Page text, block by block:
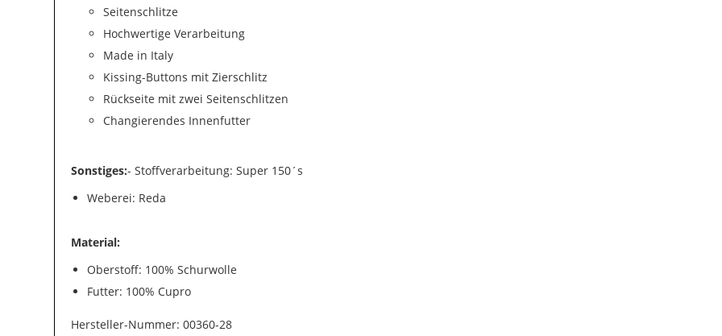
Seitenschlitze
Hochwertige Verarbeitung
Made in Italy
Kissing-Buttons mit Zierschlitz
Rückseite mit zwei Seitenschlitzen
Changierendes Innenfutter
Sonstiges:- Stoffverarbeitung: Super 150´s
Weberei: Reda
Material:
Oberstoff: 100% Schurwolle
Futter: 100% Cupro
Hersteller-Nummer: 00360-28